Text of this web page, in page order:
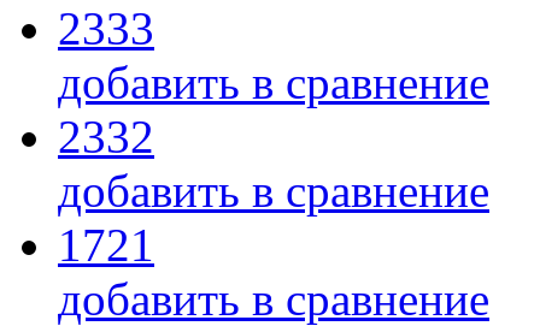
2333
добавить в сравнение
2332
добавить в сравнение
1721
добавить в сравнение